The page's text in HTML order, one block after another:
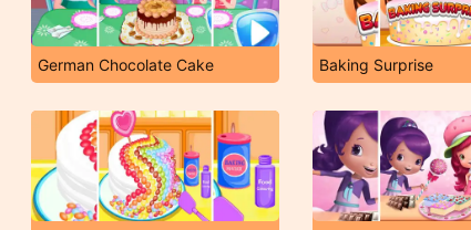
German Chocolate Cake Baking Surprise